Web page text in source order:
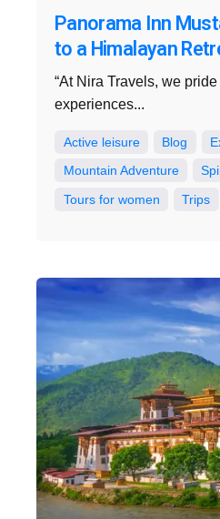
Panorama Inn
to a Himalayan
“At Nira Travels, we
experiences...
Active leisure Blog
Mountain Adventure
Tours for women
Trips